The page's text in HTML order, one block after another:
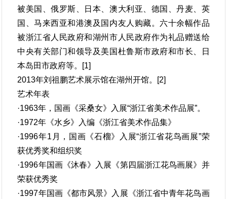
被美国、俄罗斯、日本、澳大利亚、德国、丹麦、英
国、马来西亚和港澳及国内友人购藏。六十余幅作品
被浙江省人民政府和湖州市人民政府作为礼品赠送给
中央有关部门和领导及美国杜鲁斯市政府和市长、日
本岛田市政府等。[1]
2013年刘祖鹏艺术展示馆在湖州开馆。[2]
艺术年表
·1963年，国画《采桑女》入展“浙江省美术作品展”。
·1972年《水乡》入编《浙江省美术作品集》
·1996年1月，国画《石榴》入展“浙江省花鸟画展”荣
获优秀奖和组织奖
·1996年国画《沐春》入展《第四届浙江花鸟画展》并
荣获优秀奖
·1997年国画《都市风景》入展《浙江省中青年花鸟画